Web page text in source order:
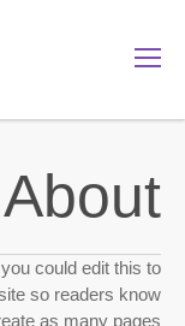
About
could edit this to
so readers know
as many pages